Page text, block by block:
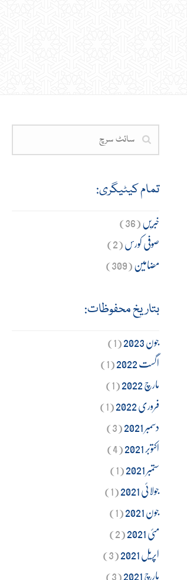
تمام کیٹیگری:
خبریں(36)
صوفی کورس(2)
مضامین(309)
بتاریخ محفوظات:
جون 2023
(1)
اگست 2022
(1)
مارچ 2022
(1)
فروری 2022
(1)
دسمبر 2021
(3)
اکتوبر 2021
(4)
ستمبر 2021
(1)
جولائی 2021
(1)
جون 2021
(1)
مئی 2021
(2)
اپریل 2021
(3)